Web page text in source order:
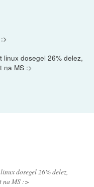
linux dosegel 26% delez,
na MS :>
dosegel 26% delez,
na MS :>